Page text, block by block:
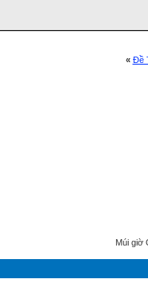
« Ðề
Múi giờ